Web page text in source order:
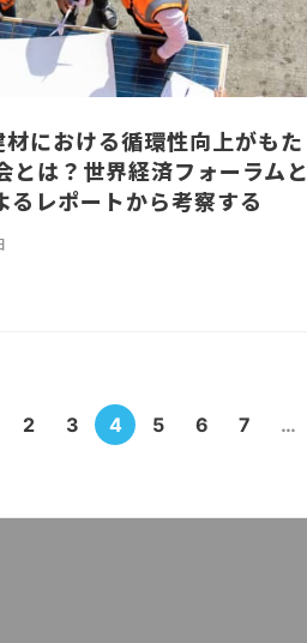
材における循環性向上がもた
とは？世界経済フォーラムと
るレポートから考察する
2 3 4 5 6 7 …